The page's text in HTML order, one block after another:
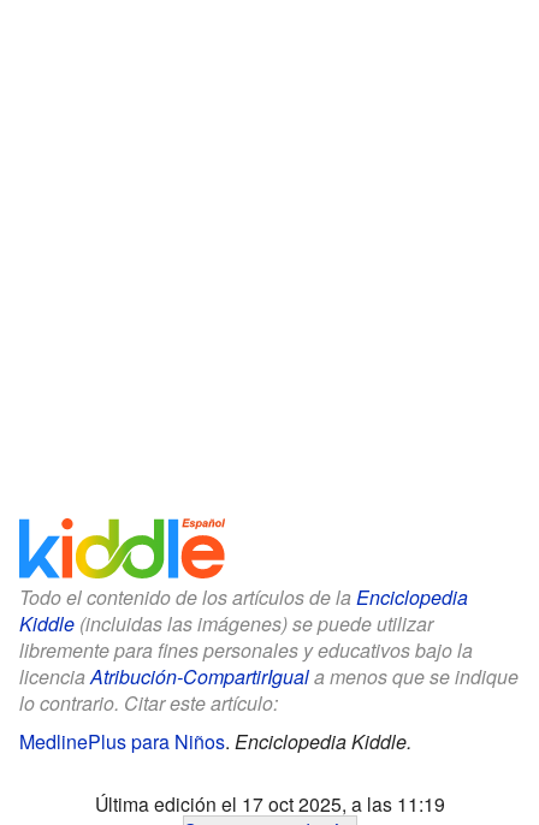
Todo el contenido de los artículos de la Enciclopedia
Kiddle (incluidas las imágenes) se puede utilizar
libremente para fines personales y educativos bajo la
licenciaAtribución-CompartirIguala menos que se indique
lo contrario. Citar este artículo:
MedlinePlus para Niños. Enciclopedia Kiddle.
Última edición el 17 oct 2025, a las 11:19